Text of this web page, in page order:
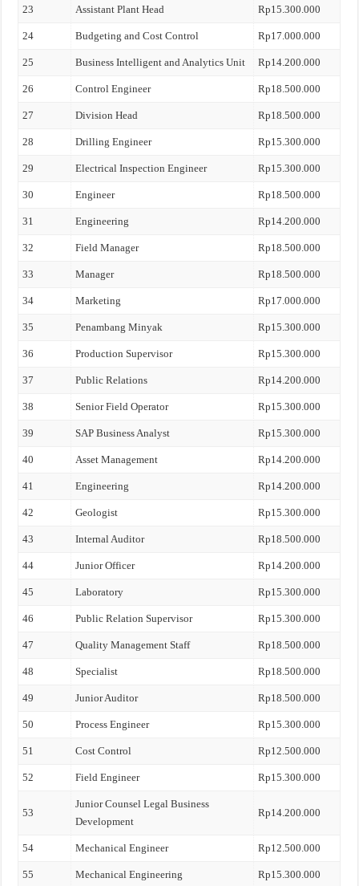
23 Assistant Plant Head Rp15.300.000
24 Budgeting and Cost Control Rp17.000.000
25 Business Intelligent and Analytics Unit Rp14.200.000
26 Control Engineer Rp18.500.000
27 Division Head Rp18.500.000
28 Drilling Engineer Rp15.300.000
29 Electrical Inspection Engineer Rp15.300.000
30 Engineer Rp18.500.000
31 Engineering Rp14.200.000
32 Field Manager Rp18.500.000
33 Manager Rp18.500.000
34 Marketing Rp17.000.000
35 Penambang Minyak Rp15.300.000
36 Production Supervisor Rp15.300.000
37 Public Relations Rp14.200.000
38 Senior Field Operator Rp15.300.000
39 SAP Business Analyst Rp15.300.000
40 Asset Management Rp14.200.000
41 Engineering Rp14.200.000
42 Geologist Rp15.300.000
43 Internal Auditor Rp18.500.000
44 Junior Officer Rp14.200.000
45 Laboratory Rp15.300.000
46 Public Relation Supervisor Rp15.300.000
47 Quality Management Staff Rp18.500.000
48 Specialist Rp18.500.000
49 Junior Auditor Rp18.500.000
50 Process Engineer Rp15.300.000
51 Cost Control Rp12.500.000
52 Field Engineer Rp15.300.000
53
Junior Counsel Legal Business
Development
Rp14.200.000
54 Mechanical Engineer Rp12.500.000
55 Mechanical Engineering Rp15.300.000